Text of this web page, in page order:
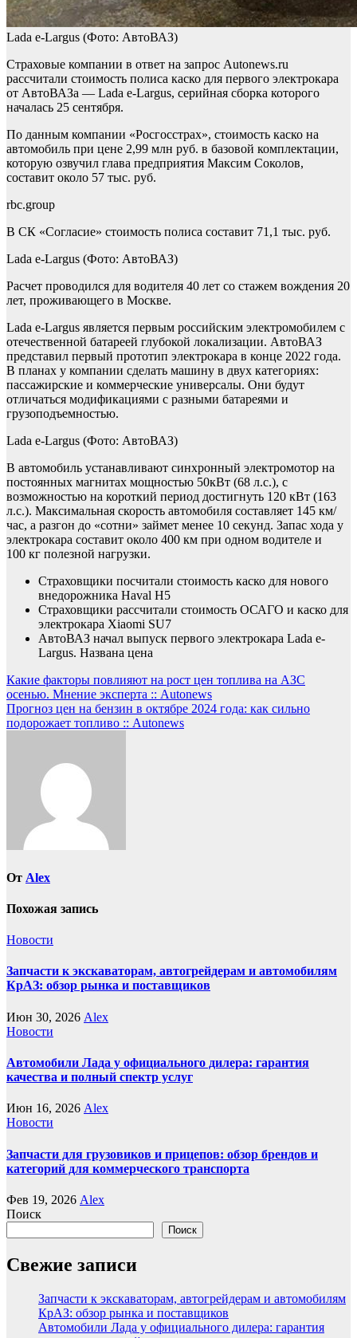
Lada e-Largus (Фото: АвтоВАЗ)
Страховые компании в ответ на запрос Autonews.ru
рассчитали стоимость полиса каско для первого электрокара
от АвтоВАЗа — Lada e-Largus, серийная сборка которого
началась 25 сентября.
По данным компании «Росгосстрах», стоимость каско на
автомобиль при цене 2,99 млн руб. в базовой комплектации,
которую озвучил глава предприятия Максим Соколов,
составит около 57 тыс. руб.
rbc.group
В СК «Согласие» стоимость полиса составит 71,1 тыс. руб.
Lada e-Largus (Фото: АвтоВАЗ)
Расчет проводился для водителя 40 лет со стажем вождения 20
лет, проживающего в Москве.
Lada e-Largus является первым российским электромобилем с
отечественной батареей глубокой локализации. АвтоВАЗ
представил первый прототип электрокара в конце 2022 года.
В планах у компании сделать машину в двух категориях:
пассажирские и коммерческие универсалы. Они будут
отличаться модификациями с разными батареями и
грузоподъемностью.
Lada e-Largus (Фото: АвтоВАЗ)
В автомобиль устанавливают синхронный электромотор на
постоянных магнитах мощностью 50кВт (68 л.с.), с
возможностью на короткий период достигнуть 120 кВт (163
л.с.). Максимальная скорость автомобиля составляет 145 км/
час, а разгон до «сотни» займет менее 10 секунд. Запас хода у
электрокара составит около 400 км при одном водителе и
100 кг полезной нагрузки.
Страховщики посчитали стоимость каско для нового
внедорожника Haval H5
Страховщики рассчитали стоимость ОСАГО и каско для
электрокара Xiaomi SU7
АвтоВАЗ начал выпуск первого электрокара Lada e-
Largus. Названа цена
Навигация
по
записям
Какие факторы повлияют на рост цен топлива на АЗС
осенью. Мнение эксперта :: Autonews
Прогноз цен на бензин в октябре 2024 года: как сильно
подорожает топливо :: Autonews
От Alex
Похожая запись
Новости
Запчасти к экскаваторам, автогрейдерам и автомобилям
КрАЗ: обзор рынка и поставщиков
Июн 30, 2026 Alex
Новости
Автомобили Лада у официального дилера: гарантия
качества и полный спектр услуг
Июн 16, 2026 Alex
Новости
Запчасти для грузовиков и прицепов: обзор брендов и
категорий для коммерческого транспорта
Фев 19, 2026 Alex
Поиск
Поиск
Свежие записи
Запчасти к экскаваторам, автогрейдерам и автомобилям
КрАЗ: обзор рынка и поставщиков
Автомобили Лада у официального дилера: гарантия